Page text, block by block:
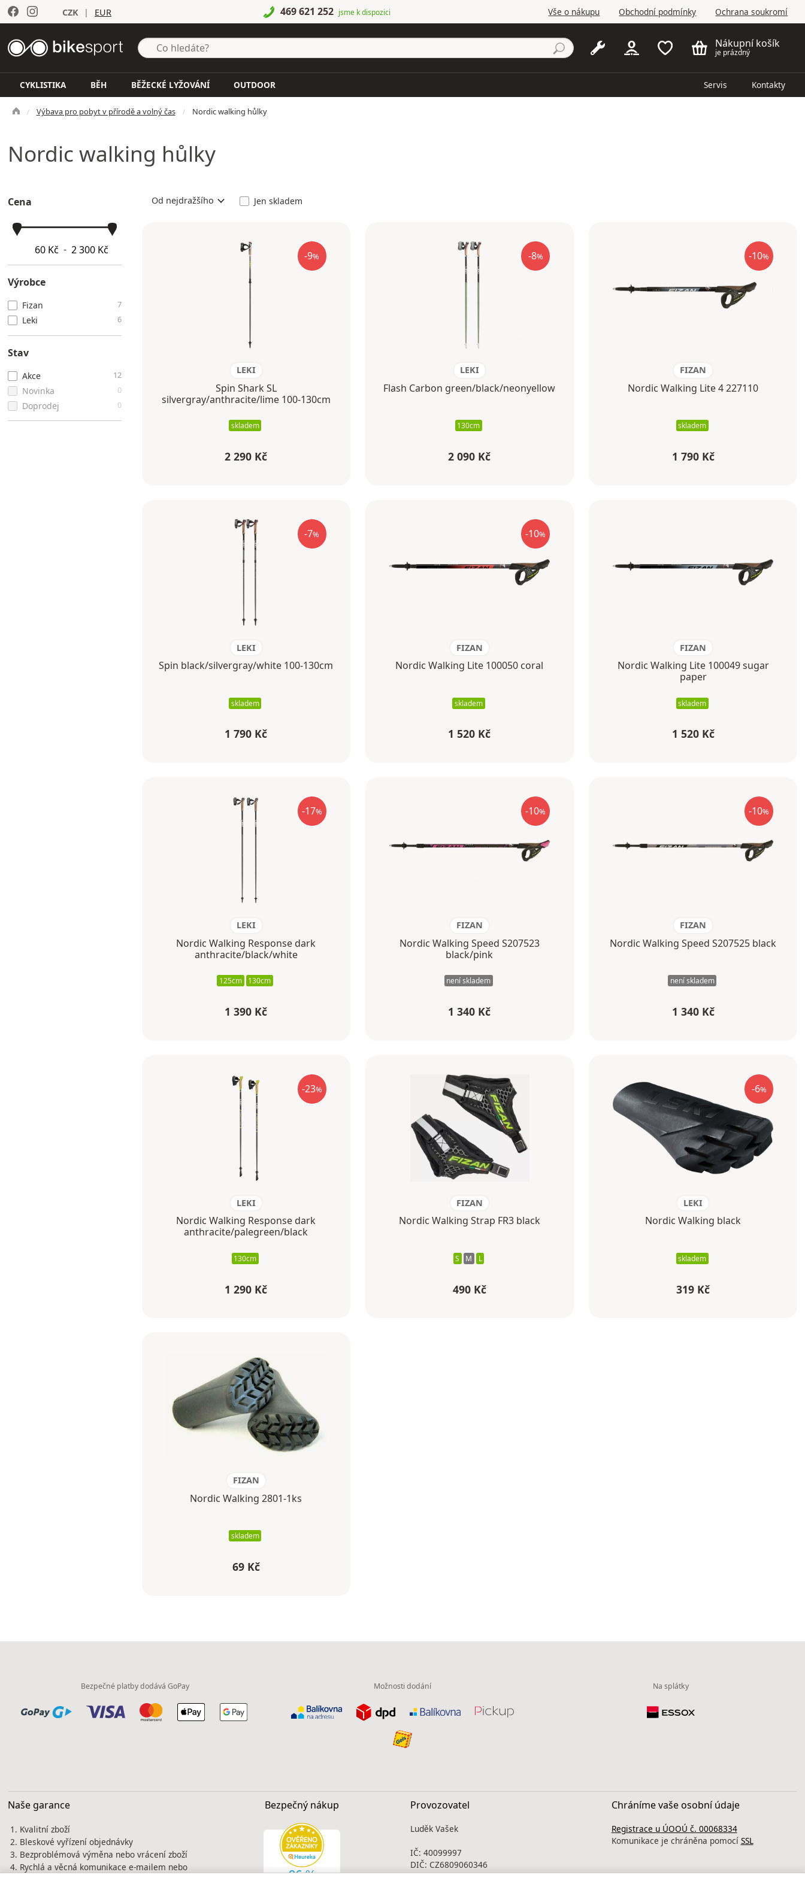
CZK | EUR 469 621 252 jsme k dispozici Vše o nákupu Obchodní podmínky Ochrana soukromí
Nákupní košík
je prázdný
CYKLISTIKA BĚH BĚŽECKÉ LYŽOVÁNÍ OUTDOOR Servis Kontakty
Výbava pro pobyt v přírodě a volný čas Nordic walking hůlky
Nordic walking hůlky
Cena
-
Výrobce
Fizan 7
Leki 6
Stav
Akce 12
Novinka 0
Doprodej 0
Od nejdražšího Jen skladem
-9%
LEKI
Spin Shark SL
silvergray/anthracite/lime 100-130cm
skladem
2 290 Kč
-8%
LEKI
Flash Carbon green/black/neonyellow
130cm
2 090 Kč
-10%
FIZAN
Nordic Walking Lite 4 227110
skladem
1 790 Kč
-7%
LEKI
Spin black/silvergray/white 100-130cm
skladem
1 790 Kč
-10%
FIZAN
Nordic Walking Lite 100050 coral
skladem
1 520 Kč
FIZAN
Nordic Walking Lite 100049 sugar
paper
skladem
1 520 Kč
-17%
LEKI
Nordic Walking Response dark
anthracite/black/white
125cm 130cm
1 390 Kč
-10%
FIZAN
Nordic Walking Speed S207523
black/pink
není skladem
1 340 Kč
-10%
FIZAN
Nordic Walking Speed S207525 black
není skladem
1 340 Kč
-23%
LEKI
Nordic Walking Response dark
anthracite/palegreen/black
130cm
1 290 Kč
FIZAN
Nordic Walking Strap FR3 black
S M L
490 Kč
-6%
LEKI
Nordic Walking black
skladem
319 Kč
FIZAN
Nordic Walking 2801-1ks
skladem
69 Kč
Bezpečné platby dodává GoPay Možnosti dodání Na splátky
Naše garance
Kvalitní zboží
Bleskové vyřízení objednávky
Bezproblémová výměna nebo vrácení zboží
Rychlá a věcná komunikace e-mailem nebo
Bezpečný nákup Provozovatel
Luděk Vašek
IČ: 40099997
DIČ: CZ6809060346
Chráníme vaše osobní údaje
Registrace u ÚOOÚ č. 00068334
Komunikace je chráněna pomocí SSL